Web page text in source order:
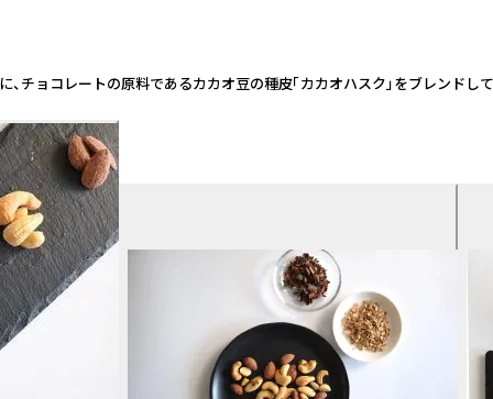
コレートの原料であるカカオ豆の種皮「カカオハスク」をブレ